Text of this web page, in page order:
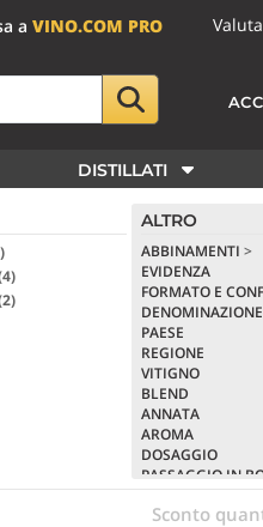
aVINO.COM PRO
DISTILLATI
ALTRO
ABBINAMENTI >
EVIDENZA
FORMATO E
DENOMINAZIONE
PAESE
REGIONE
VITIGNO
BLEND
ANNATA
AROMA
DOSAGGIO
PASSAGGIO IN
CORPO
Sconto